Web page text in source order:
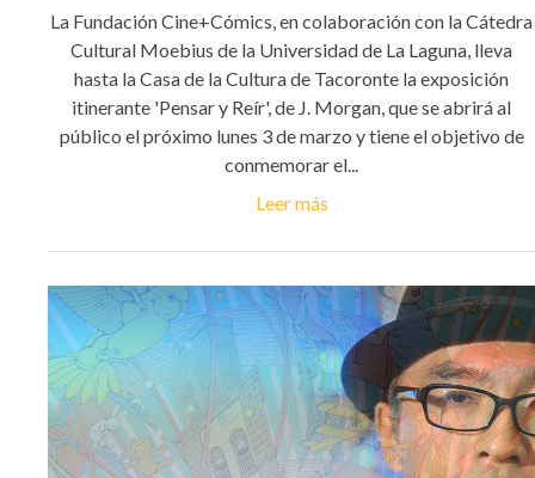
La Fundación Cine+Cómics, en colaboración con la Cátedra
Cultural Moebius de la Universidad de La Laguna, lleva
hasta la Casa de la Cultura de Tacoronte la exposición
itinerante 'Pensar y Reír', de J. Morgan, que se abrirá al
público el próximo lunes 3 de marzo y tiene el objetivo de
conmemorar el...
Leer más